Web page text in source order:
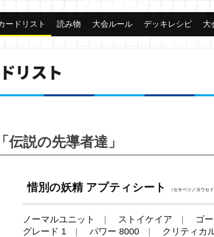
カード
ードリスト 読み物 大会ルール デッキレシピ 大
リスト
伝説の先導者達」
惜別の妖精 アプティシート （セキベツノヨウセ
ノーマルユニット ストイケイア
ゴ
グレード 1
パワー 8000
クリティカ